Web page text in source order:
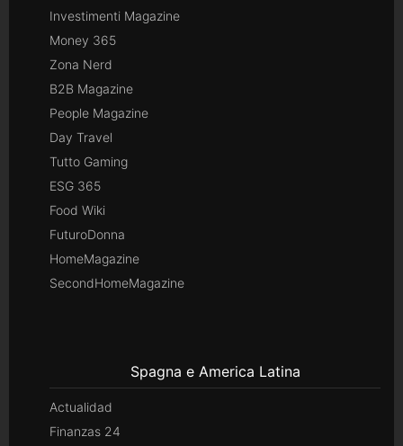
Investimenti Magazine
Money 365
Zona Nerd
B2B Magazine
People Magazine
Day Travel
Tutto Gaming
ESG 365
Food Wiki
FuturoDonna
HomeMagazine
SecondHomeMagazine
Spagna e America Latina
Actualidad
Finanzas 24